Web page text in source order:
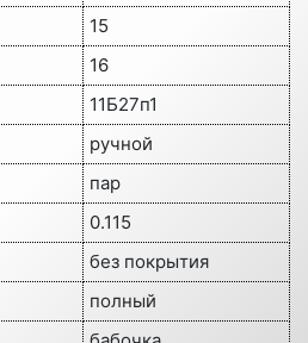
15
16
11Б27п1
ручной
пар
0.115
без покрытия
полный